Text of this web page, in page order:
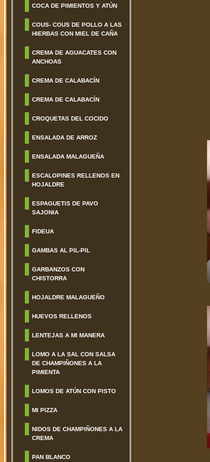
COCA DE PIMIENTOS Y ATÚN
COUS- COUS DE POLLO A LAS
HIERBAS CON MIEL DE CAÑA
CREMA DE AGUACATES CON
ANCHOAS
CREMA DE CALABACÍN
CREMA DE CALABACÍN
CROQUETAS DEL COCIDO
ENSALADA DE ARROZ
ENSALADA MALAGUEÑA
ESCALOPINES RELLENOS EN
HOJALDRE
ESPAGUETIS DE PAVO
SAJONIA
FIDEUA
GAMBAS AL PIL-PIL
GARBANZOS CON
CHISTORRA
HOJALDRE MALAGUEÑO
HUEVOS RELLENOS
LENTEJAS A MI MANERA
LOMO A LA SAL CON SALSA
DE CHAMPIÑONES A LA
PIMIENTA
LOMOS DE ATÚN CON PISTO
MI PIZZA
NIDOS DE CHAMPIÑONES A LA
CREMA
PAN BLANCO